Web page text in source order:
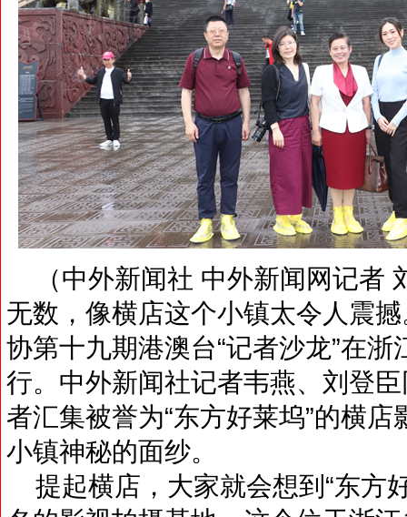
（中外新闻社 中外新闻网记者
无数，像横店这个小镇太令人震
协第十九期港澳台“记者沙龙”在
行。中外新闻社记者韦燕、刘登
者汇集被誉为“东方好莱坞”的横
小镇神秘的面纱。
提起横店，大家就会想到“东方